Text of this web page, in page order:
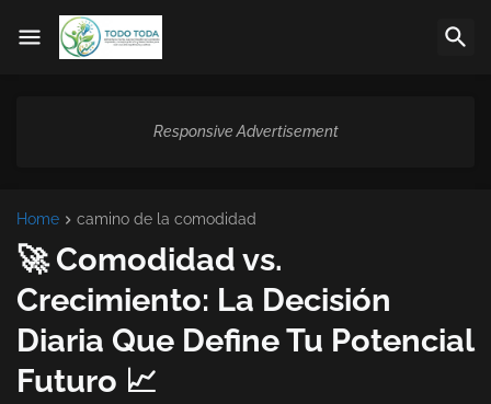
Responsive Advertisement
Home camino de la comodidad
🚀 Comodidad vs.
Crecimiento: La Decisión
Diaria Que Define Tu Potencial
Futuro 📈